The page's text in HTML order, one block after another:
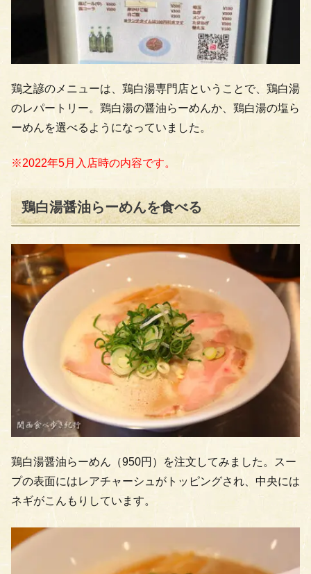
鶏之諺のメニューは、鶏白湯専門店ということで、鶏白湯
のレパートリー。鶏白湯の醤油らーめんか、鶏白湯の塩ら
ーめんを選べるようになっていました。
※2022年5月入店時の内容です。
鶏白湯醤油らーめんを食べる
鶏白湯醤油らーめん（950円）を注文してみました。スー
プの表面にはレアチャーシュがトッピングされ、中央には
ネギがこんもりしています。